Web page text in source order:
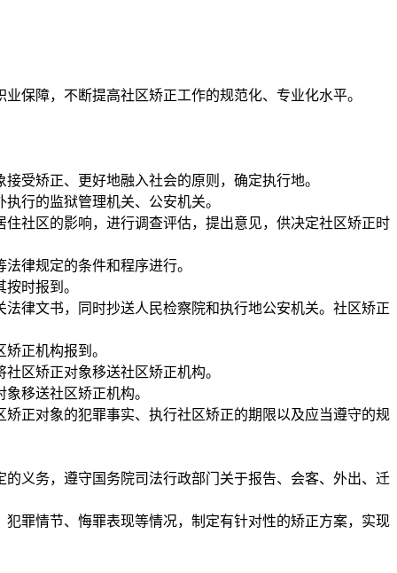
障，不断提高社区矫正工作的规范化、专业化水平。
矫正、更好地融入社会的原则，确定执行地。
行的监狱管理机关、公安机关。
区的影响，进行调查评估，提出意见，供决定社区矫正时
律规定的条件和程序进行。
时报到。
文书，同时抄送人民检察院和执行地公安机关。社区矫正
正机构报到。
区矫正对象移送社区矫正机构。
移送社区矫正机构。
对象的犯罪事实、执行社区矫正的期限以及应当遵守的规
务，遵守国务院司法行政部门关于报告、会客、外出、迁
情节、悔罪表现等情况，制定有针对性的矫正方案，实现